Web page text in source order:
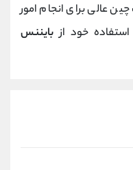
عالی برای انجام امور
استفاده خود از بایننس